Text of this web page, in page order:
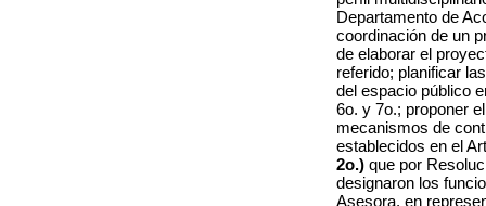
Departamento de
coordinación de un
de elaborar el
referido; planificar
del espacio público
6o. y 7o.; proponer
mecanismos de
establecidos en el
2o.) que por
designaron los
Asesora, en